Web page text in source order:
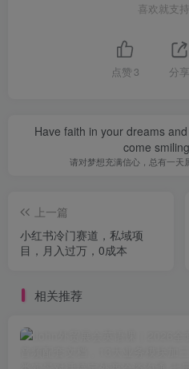
喜欢就支
点赞 3 分享
Have faith in your dreams
come
请对梦想充满信心，总有一天
上一篇
小红书冷门赛道，私域项
目，月入过万，0成本
相关推荐